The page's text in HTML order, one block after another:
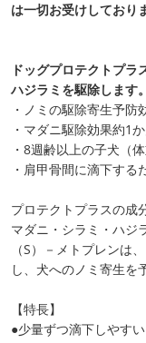
は一切お受けしており
ドッグプロテクトプ
ハジラミを駆除します。
・ノミの駆除寄生予防
・マダニ駆除効果約1
・8週齢以上の子犬（
・肩甲骨間に滴下する
プロテクトプラスの成
マダニ・シラミ・ハジ
（S）－メトプレンは
し、犬へのノミ寄生を
【特長】
●少量ずつ滴下しやす